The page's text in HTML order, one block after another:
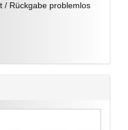
/ Rückgabe problemlos